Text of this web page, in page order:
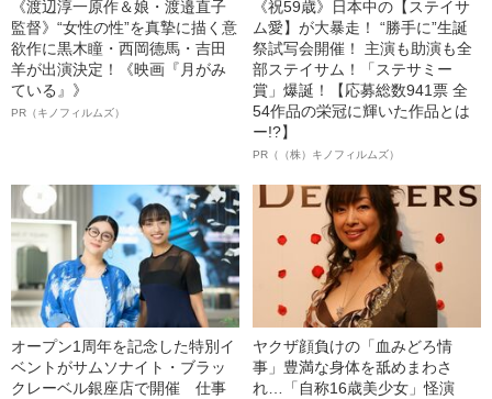
《渡辺淳一原作＆娘・渡邉直子
監督》“女性の性”を真摯に描く意
欲作に黒木瞳・西岡德馬・吉田
羊が出演決定！《映画『月がみ
ている』》
PR（キノフィルムズ）
《祝59歳》日本中の【ステイサ
ム愛】が大暴走！ “勝手に”生誕
祭試写会開催！ 主演も助演も全
部ステイサム！「ステサミー
賞」爆誕！【応募総数941票 全
54作品の栄冠に輝いた作品とは
ー!?】
PR（（株）キノフィルムズ）
オープン1周年を記念した特別イ
ベントがサムソナイト・ブラッ
クレーベル銀座店で開催 仕事
ヤクザ顔負けの「血みどろ情
事」豊満な身体を舐めまわさ
れ…「自称16歳美少女」怪演